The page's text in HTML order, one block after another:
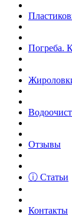
Погреба.
Отзывы
ⓘ Статьи
Контакты